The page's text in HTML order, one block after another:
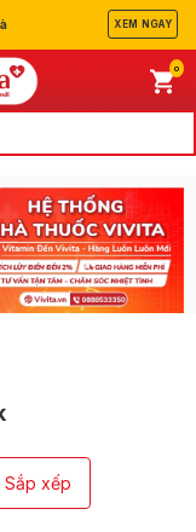
XEM NGAY
0
Sắp xếp